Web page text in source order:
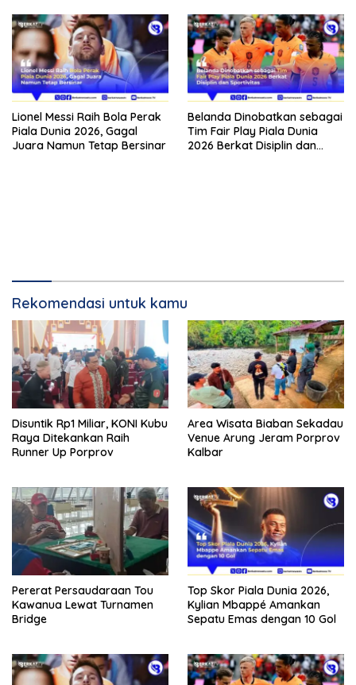
Lionel Messi Raih Bola Perak
Piala Dunia 2026, Gagal
Juara Namun Tetap Bersinar
Belanda Dinobatkan sebagai
Tim Fair Play Piala Dunia
2026 Berkat Disiplin dan
Rekomendasi untuk kamu
Disuntik Rp1 Miliar, KONI Kubu
Raya Ditekankan Raih
Runner Up Porprov
Area Wisata Biaban Sekadau
Venue Arung Jeram Porprov
Kalbar
Pererat Persaudaraan Tou
Kawanua Lewat Turnamen
Bridge
Top Skor Piala Dunia 2026,
Kylian Mbappé Amankan
Sepatu Emas dengan 10 Gol